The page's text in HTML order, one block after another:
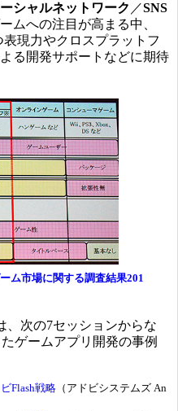
シャルネットワーク ／SNS
ムへの注目が高まる中、
現力やクロスプラットフ
る開発サポートなどに期待
ム市場に関する調査結果201
、次の7セッションからな
ゲームアプリ開発の事例
Flash戦略 （アドビシステムズ An